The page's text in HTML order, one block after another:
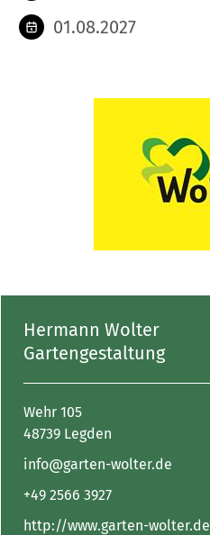
01.08.2027
Hermann Wolter
Gartengestaltung
Wehr 105
48739 Legden
info@garten-wolter.de
+49 2566 3927
http://www.garten-wolter.de